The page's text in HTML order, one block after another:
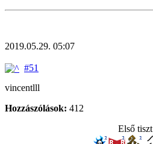
2019.05.29. 05:07
#51
vincentlll
Hozzászólások: 412
Első tiszt